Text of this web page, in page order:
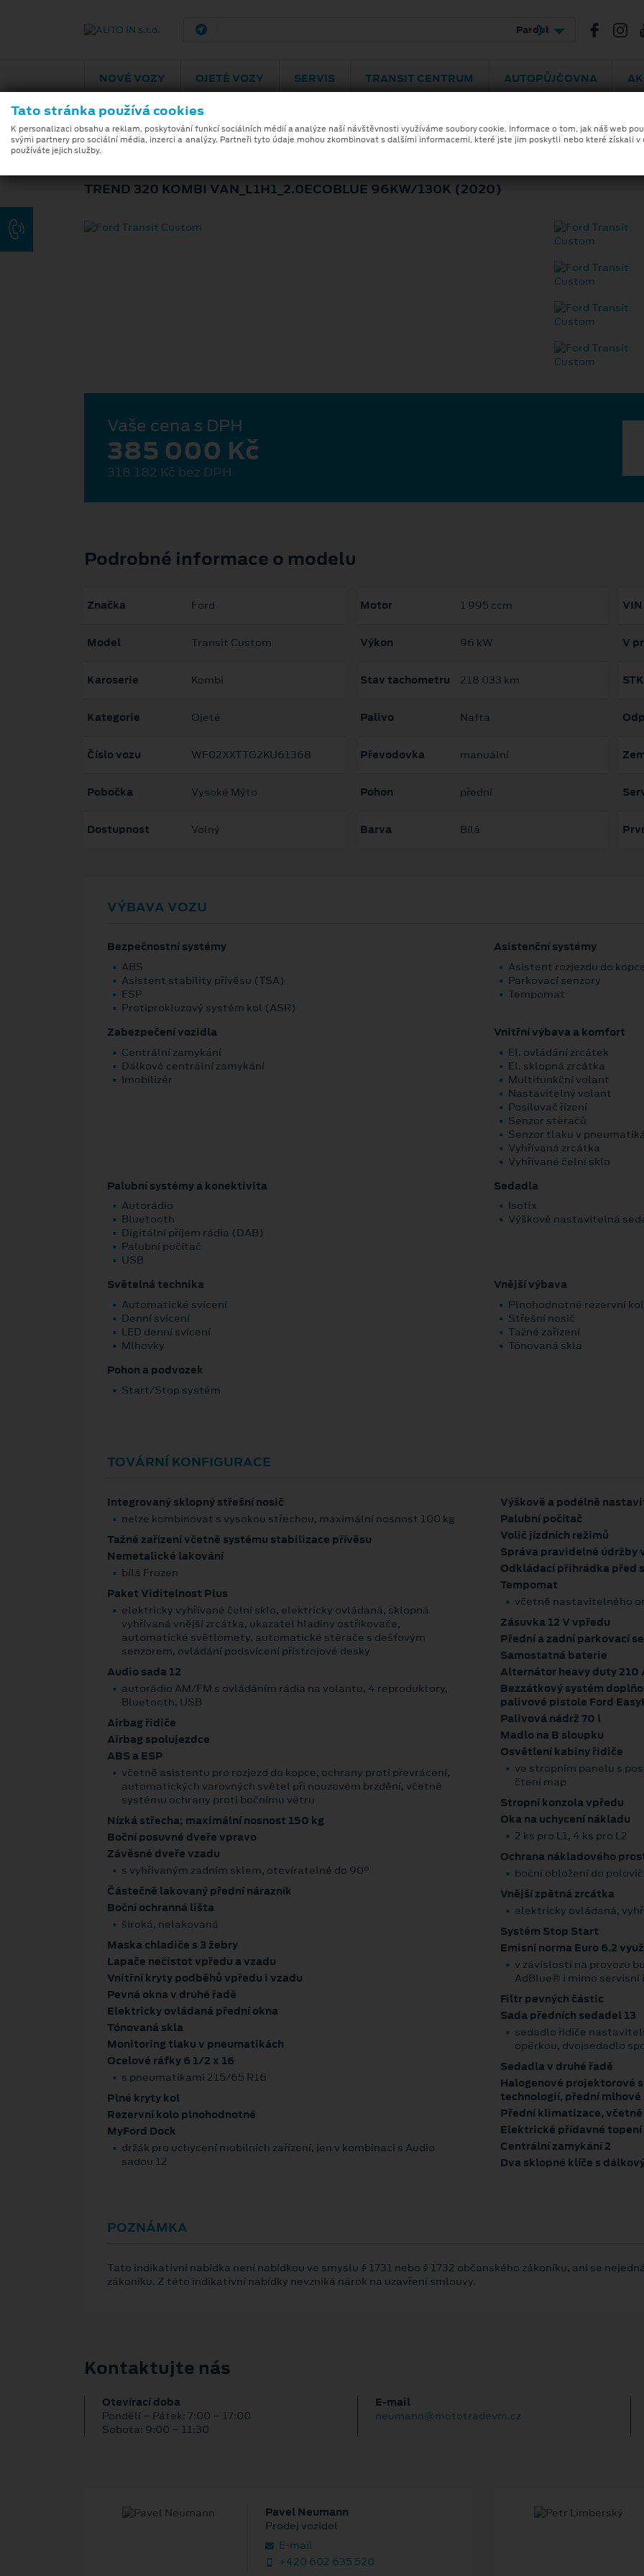
NOVÉ VOZY OJETÉ VOZY SERVIS TRANSIT CENTRUM AUTOPŮJČOVNA
FORD TRANSIT CUSTOM
TREND 320 KOMBI VAN_L1H1_2.0ECOBLUE 96KW/130K (2020)
Vaše cena s DPH
385 000 Kč
318 182 Kč bez DPH
Podrobné informace o modelu
Značka Ford
Model Transit Custom
Karoserie Kombi
Kategorie Ojeté
Číslo vozu WF02XXTTG2KU61368
Pobočka Vysoké Mýto
Dostupnost Volný
Motor 1 995 ccm
Výkon 96 kW
Stav tachometru 218 033 km
Palivo Nafta
Převodovka manuální
Pohon přední
Barva Bílá
VIN
V
VÝBAVA VOZU
Bezpečnostní systémy
ABS
Asistent stability přívěsu (TSA)
ESP
Protiprokluzový systém kol (ASR)
Asistenční systémy
Asistent rozjezdu do
Parkovací senzory
Tempomat
Zabezpečení vozidla
Centrální zamykání
Dálkové centrální zamykání
Imobilizér
Vnitřní výbava a komfort
El. ovládání zrcátek
El. sklopná zrcátka
Multifunkční volant
Nastavitelný volant
Posilovač řízení
Senzor stěračů
Senzor tlaku v
Vyhřívaná zrcátka
Vyhřívané čelní sklo
Palubní systémy a konektivita
Autorádio
Bluetooth
Digitální příjem rádia (DAB)
Palubní počítač
USB
Sedadla
Isofix
Výškově nastavitelná
Světelná technika
Automatické svícení
Denní svícení
LED denní svícení
Mlhovky
Vnější výbava
Plnohodnotné rezervní
Střešní nosič
Tažné zařízení
Tónovaná skla
Pohon a podvozek
Start/Stop systém
TOVÁRNÍ KONFIGURACE
Integrovaný sklopný střešní nosič
nelze kombinovat s vysokou střechou, maximální nosnost 100 kg
Tažné zařízení včetně systému stabilizace přívěsu
Nemetalické lakování
bílá Frozen
Paket Viditelnost Plus
elektricky vyhřívané čelní sklo, elektricky ovládaná, sklopná
vyhřívaná vnější zrcátka, ukazatel hladiny ostřikovače,
automatické světlomety, automatické stěrače s dešťovým
senzorem, ovládání podsvícení přístrojové desky
Audio sada 12
autorádio AM/FM s ovládáním rádia na volantu, 4 reproduktory,
Bluetooth, USB
Airbag řidiče
Airbag spolujezdce
ABS a ESP
včetně asistentu pro rozjezd do kopce, ochrany proti převrácení,
automatických varovných světel při nouzovém brzdění, včetně
systému ochrany proti bočnímu větru
Nízká střecha; maximální nosnost 150 kg
Boční posuvné dveře vpravo
Závěsné dveře vzadu
s vyhřívaným zadním sklem, otevíratelné do 90°
Částečně lakovaný přední nárazník
Boční ochranná lišta
široká, nelakovaná
Maska chladiče s 3 žebry
Lapače nečistot vpředu a vzadu
Vnitřní kryty podběhů vpředu i vzadu
Pevná okna v druhé řadě
Elektricky ovládaná přední okna
Tónovaná skla
Monitoring tlaku v pneumatikách
Ocelové ráfky 6 1/2 x 16
s pneumatikami 215/65 R16
Plné kryty kol
Rezervní kolo plnohodnotné
MyFord Dock
držák pro uchycení mobilních zařízení, jen v kombinaci s Audio
sadou 12
Výškově a podélně
Palubní počítač
Volič jízdních režimů
Správa pravidelné údržby
Odkládací přihrádka před
Tempomat
včetně nastavitelného
Zásuvka 12 V vpředu
Přední a zadní parkovací
Samostatná baterie
Alternátor heavy duty 210
Bezzátkový systém
palivové pistole Ford
Palivová nádrž 70 l
Madlo na B sloupku
Osvětlení kabiny řidiče
ve stropním panelu s
čtení map
Stropní konzola vpředu
Oka na uchycení nákladu
2 ks pro L1, 4 ks pro L2
Ochrana nákladového
boční obložení do
Vnější zpětná zrcátka
elektricky ovládaná,
Systém Stop Start
Emisní norma Euro 6.2
v závislosti na provozu
AdBlue® i mimo
Filtr pevných částic
Sada předních sedadel 13
sedadlo řidiče
opěrkou, dvojsedadlo
Sedadla v druhé řadě
Halogenové projektorové
technologií, přední
Přední klimatizace,
Elektrické přídavné topení
Centrální zamykání 2
Dva sklopné klíče s
POZNÁMKA
Tato indikativní nabídka není nabídkou ve smyslu § 1731 nebo § 1732 občanského zákoníku, ani se
zákoníku. Z této indikativní nabídky nevzniká nárok na uzavření smlouvy.
Kontaktujte nás
Otevírací doba
Pondělí – Pátek: 7:00 – 17:00
Sobota: 9:00 – 11:30
E‑mail
neumann@mototradevm.cz
Pavel Neumann
Prodej vozidel
E‑mail
+420 602 635 520
Tato stránka používá cookies
K personalizaci obsahu a reklam, poskytování funkcí sociálních médií a analýze naší návštěvnosti využíváme soubory cookie. Informace o tom, jak náš web
svými partnery pro sociální média, inzerci a analýzy. Partneři tyto údaje mohou zkombinovat s dalšími informacemi, které jste jim poskytli nebo které získali v
používáte jejich služby.